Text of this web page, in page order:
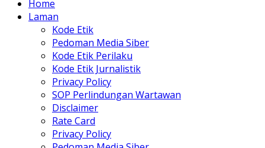
Home
Laman
Kode Etik
Pedoman Media Siber
Kode Etik Perilaku
Kode Etik Jurnalistik
Privacy Policy
SOP Perlindungan Wartawan
Disclaimer
Rate Card
Privacy Policy